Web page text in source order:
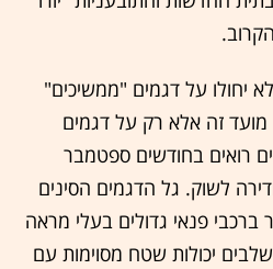
יחולו על דגמים "ממשיכים"
זה אלא רק על דגמים
רואים בחודשים ספטמבר
לשוק. גל הדגמים הסינים
פנאי גדולים בעלי מראה
יכולות שטח מסוימות עם